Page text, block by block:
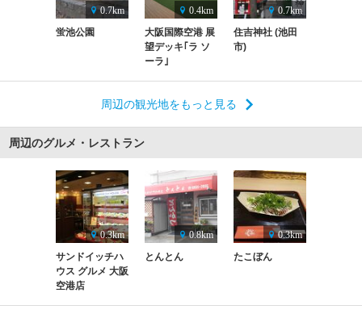
0.7km
蛍池公園
0.4km
大阪国際空港 展
望デッキ｢ラ ソ
ーラ｣
0.7km
住吉神社 (池田
市)
周辺の観光地をもっと見る
周辺のグルメ・レストラン
0.3km
サンドイッチハ
ウス グルメ 大阪
空港店
0.8km
とんとん
0.3km
たこぼん